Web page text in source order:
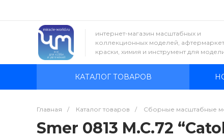
интернет-магазин масштабных и
коллекционных моделей,
краски, химия и инструмент для
КАТАЛОГ ТОВАРОВ
Главная / Каталог товаров / Сборные масштабные
Smer 0813 M.C.72